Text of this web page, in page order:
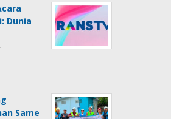
Dunia
Same